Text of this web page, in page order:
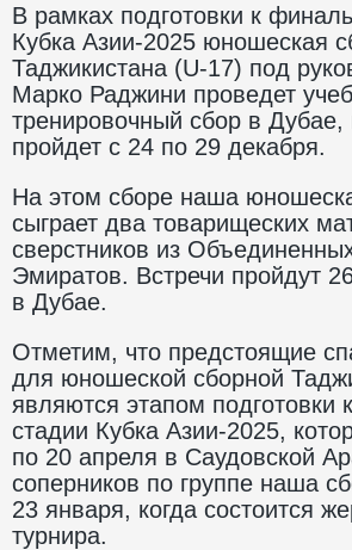
В рамках подготовки к
Кубка Азии-2025 юношеская
Таджикистана (U-17) под
Марко Раджини проведет
тренировочный сбор в Дубае,
пройдет с 24 по 29 декабря.
На этом сборе наша
сыграет два товарищеских
сверстников из
Эмиратов. Встречи пройдут
в Дубае.
Отметим, что предстоящие
для юношеской сборной
являются этапом подготовки
стадии Кубка Азии-2025,
по 20 апреля в Саудовской
соперников по группе наша
23 января, когда состоится
турнира.